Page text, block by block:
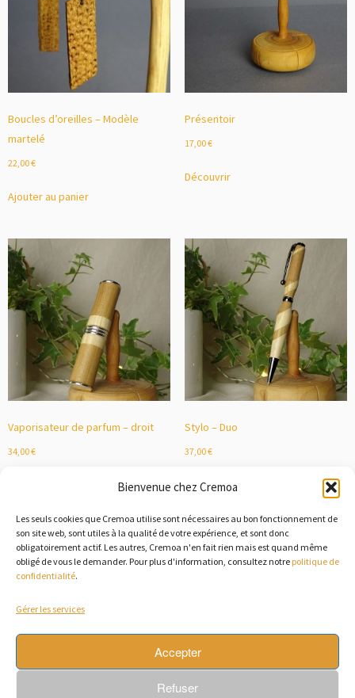
Bienvenue chez Cremoa
Les seuls cookies que Cremoa utilise sont nécessaires au bon fonctionnement de
son site web, sont utiles à la qualité de votre expérience, et sont donc
obligatoirement actif. Les autres, Cremoa n'en fait rien mais est quand même
obligé de vous le demander. Pour plus d'information, consultez notre politique de
confidentialité.
Gérer les services
Accepter
Refuser
Boucles d’oreilles – Modèle
martelé
22,00€
Ajouter au panier
Présentoir
17,00€
Découvrir
Vaporisateur de parfum – droit
34,00€
Stylo – Duo
37,00€
Découvrir